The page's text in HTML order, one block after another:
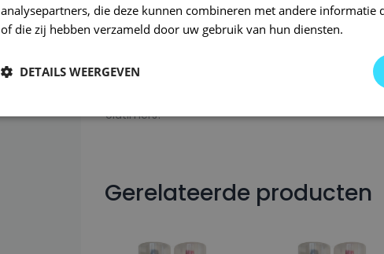
Bij SRS bent u aan het juiste adres wanneer het
gigantisch assortiment met oneindig veel
of kleurnaam gemaakt en is afgevuld met
garanderen wij dat u altijd de gewenste kleur voor
onze A-kwaliteit spuitbussen kunt u bij ons ook
oldtimers!
Gerelateerde producten
analysepartners, die deze kunnen combineren met andere informatie
of die zij hebben verzameld door uw gebruik van hun diensten.
DETAILS WEERGEVEN